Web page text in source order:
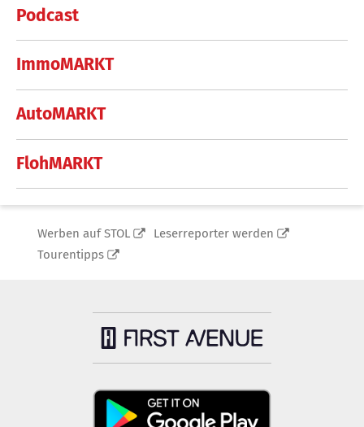
Podcast
ImmoMARKT
AutoMARKT
FlohMARKT
Werben auf STOL
Leserreporter werden
Tourentipps